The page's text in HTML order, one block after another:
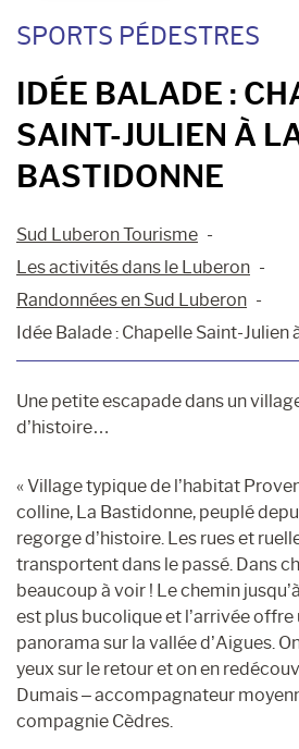
SPORTS PÉDESTRES
IDÉE BALADE :
SAINT-JULIEN À
BASTIDONNE
Sud Luberon Tourisme
Les activités dans le Luberon
Randonnées en Sud Luberon
Idée Balade : Chapelle Saint-Julien
Une petite escapade dans un
d’histoire…
« Village typique de l’habitat
colline, La Bastidonne, peuplé
regorge d’histoire. Les rues et
transportent dans le passé. Dans
beaucoup à voir ! Le chemin
est plus bucolique et l’arrivée
panorama sur la vallée d’Aigues.
yeux sur le retour et on en
Dumais – accompagnateur
compagnie Cèdres.